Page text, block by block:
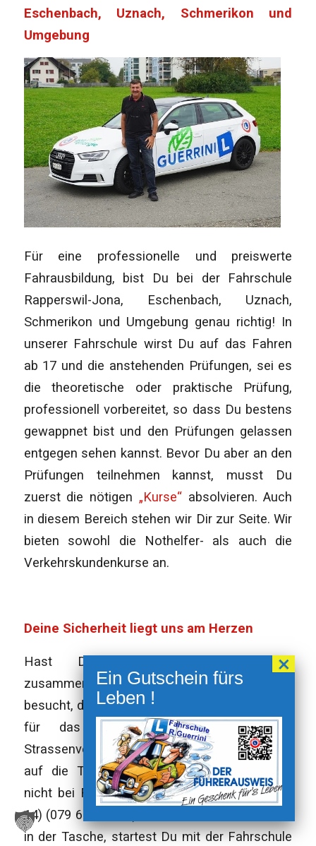
Eschenbach, Uznach, Schmerikon und
Umgebung
Für eine professionelle und preiswerte
Fahrausbildung, bist Du bei der Fahrschule
Rapperswil-Jona, Eschenbach, Uznach,
Schmerikon und Umgebung genau richtig! In
unserer Fahrschule wirst Du auf das Fahren
ab 17 und die anstehenden Prüfungen, sei es
die theoretische oder praktische Prüfung,
professionell vorbereitet, so dass Du bestens
gewappnet bist und den Prüfungen gelassen
entgegen sehen kannst. Bevor Du aber an den
Prüfungen teilnehmen kannst, musst Du
zuerst die nötigen „Kurse“absolvieren. Auch
in diesem Bereich stehen wir Dir zur Seite. Wir
bieten sowohl die Nothelfer- als auch die
Verkehrskundenkurse an.
Deine Sicherheit liegt uns am Herzen
Hast Du die nötigen Unterlagen
zusammengetragen, den Nothelferkurs
besucht, dann kannst Du den Lernfahrausweis
für das Auto oder Motorrad beim
Strassenverkehrsamt beantragen und Dich
auf die Theorieprüfung vorbereiten. Zögere
nicht bei Fragen uns anzurufen. (079 200 14
14) (079 636 56 36). Mit dem Lernfahrausweis
in der Tasche, startest Du mit der Fahrschule